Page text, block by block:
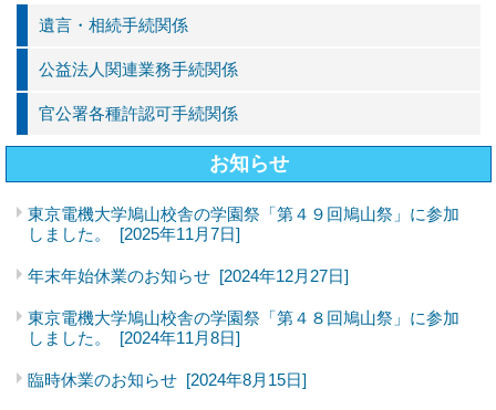
遺言・相続手続関係
公益法人関連業務手続関係
官公署各種許認可手続関係
お知らせ
東京電機大学鳩山校舎の学園祭「第４９回鳩山祭」に参加
しました。 [2025年11月7日]
年末年始休業のお知らせ [2024年12月27日]
東京電機大学鳩山校舎の学園祭「第４８回鳩山祭」に参加
しました。 [2024年11月8日]
臨時休業のお知らせ [2024年8月15日]